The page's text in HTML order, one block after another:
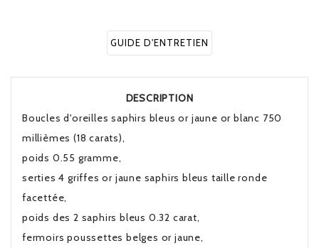
GUIDE D'ENTRETIEN
DESCRIPTION
Boucles d'oreilles saphirs bleus or jaune or blanc 750
millièmes (18 carats),
poids 0.55 gramme,
serties 4 griffes or jaune saphirs bleus taille ronde
facettée,
poids des 2 saphirs bleus 0.32 carat,
fermoirs poussettes belges or jaune,